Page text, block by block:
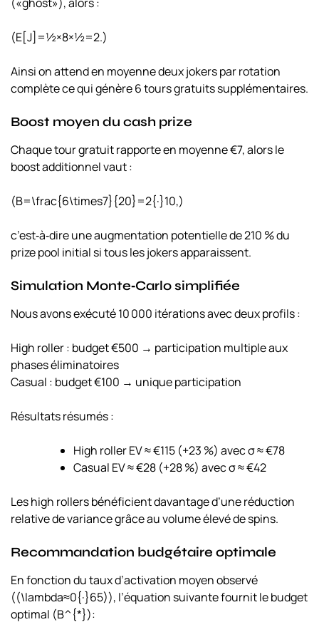
(E[J]=½×8×½=2.)
Ainsi on attend en moyenne deux jokers par rotation
complète ce qui génère 6 tours gratuits supplémentaires.
Boost moyen du cash prize
Chaque tour gratuit rapporte en moyenne €7, alors le
boost additionnel vaut :
(B=\frac{6\times7}{20}=2{·}10,)
c’est‑à‑dire une augmentation potentielle de 210 % du
prize pool initial si tous les jokers apparaissent.
Simulation Monte‑Carlo simplifiée
Nous avons exécuté 10 000 itérations avec deux profils :
High roller: budget €500 → participation multiple aux
phases éliminatoires
Casual : budget €100 → unique participation
Résultats résumés :
High roller EV ≈ €115 (+23 %) avec σ ≈ €78
Casual EV ≈ €28 (+28 %) avec σ ≈ €42
Les high rollers bénéficient davantage d’une réduction
relative de variance grâce au volume élevé de spins.
Recommandation budgétaire optimale
En fonction du taux d’activation moyen observé
((\lambda≈0{·}65)), l’équation suivante fournit le budget
optimal (B^{*}):